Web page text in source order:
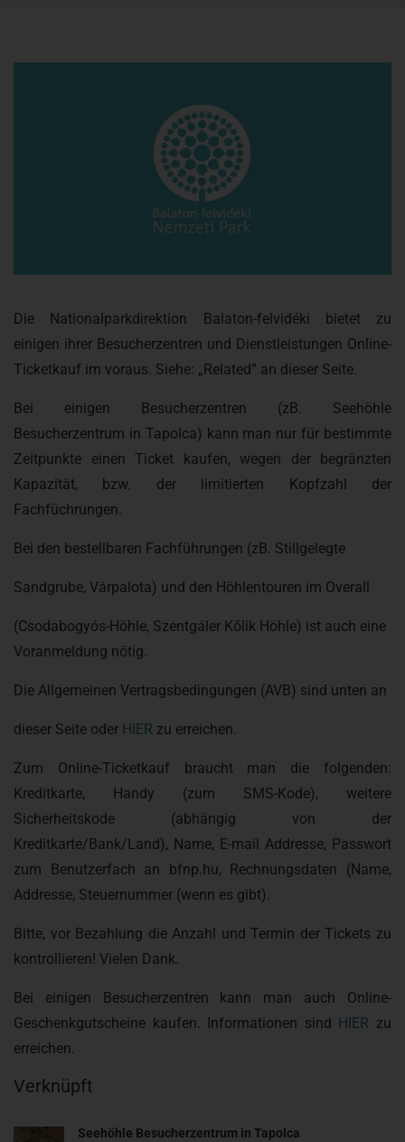
Die Nationalparkdirektion Balaton-felvidéki bietet zu
einigen ihrer Besucherzentren und Dienstleistungen Online-
Ticketkauf im voraus. Siehe: „Related” an dieser Seite.
Bei einigen Besucherzentren (zB. Seehöhle
Besucherzentrum in Tapolca) kann man nur für bestimmte
Zeitpunkte einen Ticket kaufen, wegen der begränzten
Kapazität, bzw. der limitierten Kopfzahl der
Fachfüchrungen.
Bei den bestellbaren Fachführungen (zB. Stillgelegte
Sandgrube, Várpalota) und den Höhlentouren im Overall
(Csodabogyós-Höhle, Szentgáler Kőlik Höhle) ist auch eine
Voranmeldung nötig.
Die Allgemeinen Vertragsbedingungen (AVB) sind unten an
dieser Seite oder HIER zu erreichen.
Zum Online-Ticketkauf braucht man die folgenden:
Kreditkarte, Handy (zum SMS-Kode), weitere
Sicherheitskode (abhängig von der
Kreditkarte/Bank/Land), Name, E-mail Addresse, Passwort
zum Benutzerfach an bfnp.hu, Rechnungsdaten (Name,
Addresse, Steuernummer (wenn es gibt).
Bitte, vor Bezahlung die Anzahl und Termin der Tickets zu
kontrollieren! Vielen Dank.
Bei einigen Besucherzentren kann man auch Online-
Geschenkgutscheine kaufen. Informationen sind
HIER zu
erreichen.
Verknüpft
Seehöhle Besucherzentrum in Tapolca